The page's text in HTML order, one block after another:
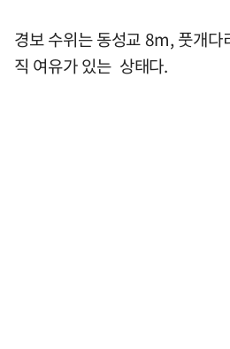
경보 수위는 동성교 8m, 풋개
직 여유가 있는 상태다.